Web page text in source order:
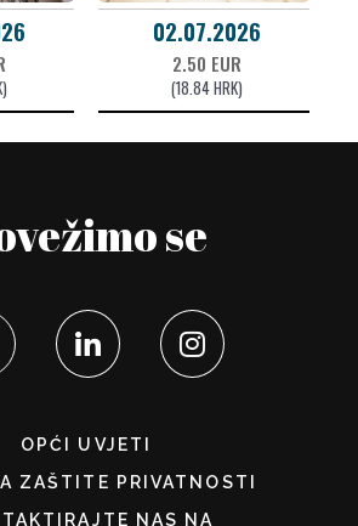
02.07.2026
2.50 EUR
(18.84 HRK)
se
OPĆI UVJETI
ZAŠTITE PRIVATNOSTI
NAS NA